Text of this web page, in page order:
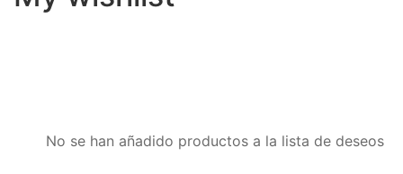
No se han añadido productos a la lista de deseos